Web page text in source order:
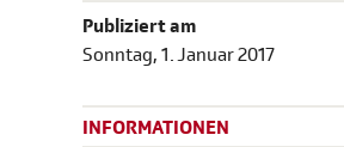
Publiziert am
Sonntag, 1. Januar 2017
INFORMATIONEN